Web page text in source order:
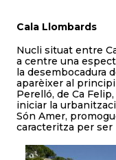
Cala Llombards
Nucli situat entre
a centre una
la desembocadura
aparèixer al
Perelló, de Ca
iniciar la
Són Amer,
caracteritza per